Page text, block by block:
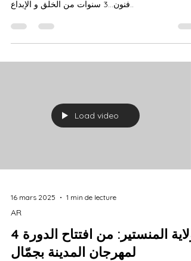
فنون…3 سنوات من الخلق و الإبداع..
Load video
16 mars 2025 1 min de lecture
AR
ولاية المنستير: من افتتاح الدورة 4
لمهرجان المدينة بجمّال